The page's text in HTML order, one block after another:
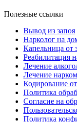
Полезные ссылки
Вывод из запоя
Нарколог на
Капельница от
Реабилитация
Лечение
Лечение
Кодирование
Политика
Согласие на
Политика